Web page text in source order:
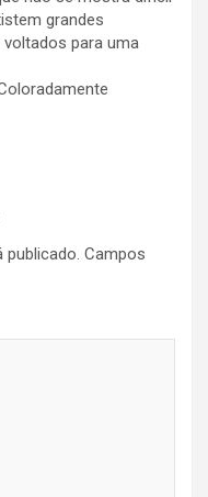
grandes
para uma
publicado. Campos